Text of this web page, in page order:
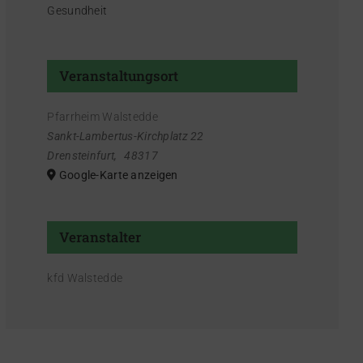
Gesundheit
Veranstaltungsort
Pfarrheim Walstedde
Sankt-Lambertus-Kirchplatz 22
Drensteinfurt,
48317
Google-Karte anzeigen
Veranstalter
kfd Walstedde